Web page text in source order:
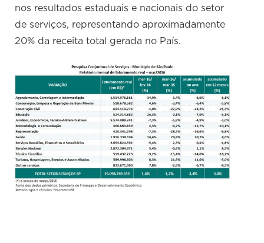
nos resultados estaduais e nacionais do setor
de serviços, representando aproximadamente
20% da receita total gerada no País.